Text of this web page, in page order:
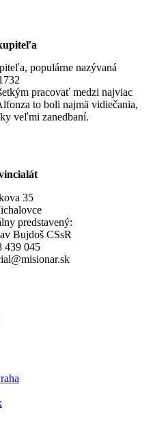
populárne nazývaná
pracovať medzi najviac
to boli najmä vidiečania,
veľmi zanedbaní.
35
predstavený:
Bujdoš CSsR
439 045